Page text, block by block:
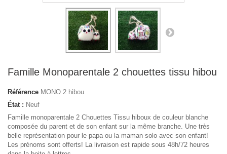
Famille Monoparentale 2 chouettes tissu hibou
Référence MONO 2 hibou
État : Neuf
Famille monoparentale 2 Chouettes Tissu hiboux de couleur blanche
composée du parent et de son enfant sur la même branche. Une très
belle représentation pour le papa ou la maman solo avec son enfant!
Les prénoms sont offerts! La livraison est rapide sous 48h/72 heures